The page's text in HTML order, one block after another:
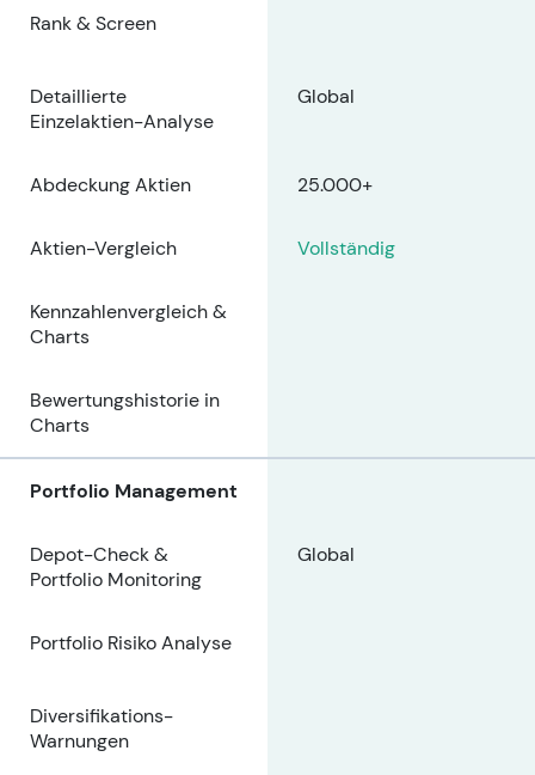
Rank & Screen
Detaillierte
Einzelaktien-Analyse
Global
Abdeckung Aktien 25.000+
Aktien-Vergleich Vollständig
Kennzahlenvergleich &
Charts
Bewertungshistorie in
Charts
Portfolio Management
Depot-Check &
Portfolio Monitoring
Global
Portfolio Risiko Analyse
Diversifikations-
Warnungen